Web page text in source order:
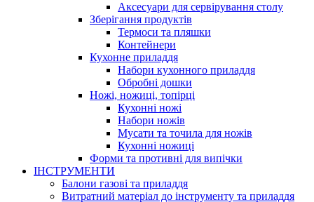
Аксесуари для сервірування столу
Зберігання продуктів
Термоси та пляшки
Контейнери
Кухонне приладдя
Набори кухонного приладдя
Обробні дошки
Ножі, ножиці, топірці
Кухонні ножі
Набори ножів
Мусати та точила для ножів
Кухонні ножиці
Форми та противні для випічки
ІНСТРУМЕНТИ
Балони газові та приладдя
Витратний матеріал до інструменту та приладдя